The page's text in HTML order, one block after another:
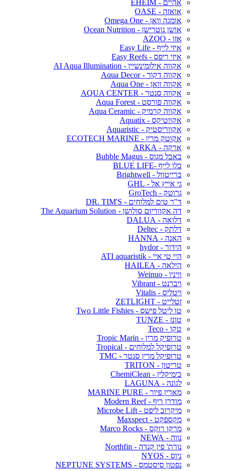
אהיים - EHEIM
אואזה - OASE
אומגה וואן - Omega One
אושן נוטרישן - Ocean Nutrition
אזו - AZOO
איזי לייף - Easy Life
איזי ריפס - Easy Reefs
אקווה אילומינשיין - AI Aqua Illumination
אקווה דקור - Aqua Decor
אקווה וואן - Aqua One
אקווה סנטר - AQUA CENTER
אקווה פורסט - Aqua Forest
אקווה קרמיק - Aqua Ceramic
אקווטיקס - Aquatix
אקווריסטיק - Aquaristic
אקוטק מרין - ECOTECH MARINE
ארקה - ARKA
באבל מגוס - Bubble Magus
בלו לייף -BLUE LIFE
ברייטוול - Brightwell
גי אייץ אל - GHL
גרוטק - GroTech
ד"ר טים למלוחים - DR. TIM'S
דה אקווריום סולושן - The Aquarium Solution
דלואה - DALUA
דלתק - Deltec
האנה - HANNA
הידור - hydor
היי טי איי - ATI aquaristik
הילאה - HAILEA
וויניו - Weinuo
ויברנט - Vibrant
ויטליס - Vitalis
זטלייט - ZETLIGHT
טו ליטל פישס - Two Little Fishies
טונז - TUNZE
טקו - Teco
טרופיק מרין - Tropic Marin
טרופיקל למלוחים - Tropical
טרופיקל מרין סנטר - TMC
טריטון - TRITON
כימיקלין - ChemiClean
לגונה - LAGUNA
מארין פיור - MARINE PURE
מודרן ריף - Modern Reef
מיקרוב ליפט - Microbe Lift
מקספקט - Maxspect
מרקו רוקס - Marco Rocks
נווה - NEWA
נורת' פין קנדה - Northfin
ניוס - NYOS
נפטון סיסטמס - NEPTUNE SYSTEMS